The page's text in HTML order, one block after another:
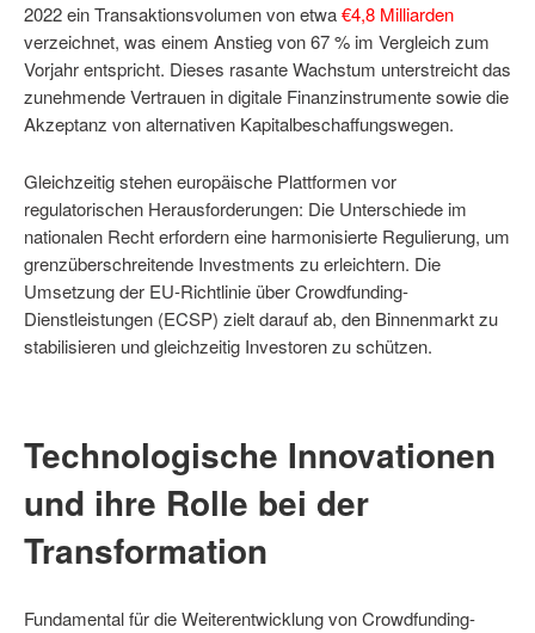
2022 ein Transaktionsvolumen von etwa€4,8 Milliarden
verzeichnet, was einem Anstieg von 67 % im Vergleich zum
Vorjahr entspricht. Dieses rasante Wachstum unterstreicht das
zunehmende Vertrauen in digitale Finanzinstrumente sowie die
Akzeptanz von alternativen Kapitalbeschaffungswegen.
Gleichzeitig stehen europäische Plattformen vor
regulatorischen Herausforderungen: Die Unterschiede im
nationalen Recht erfordern eine harmonisierte Regulierung, um
grenzüberschreitende Investments zu erleichtern. Die
Umsetzung der EU-Richtlinie über Crowdfunding-
Dienstleistungen (ECSP) zielt darauf ab, den Binnenmarkt zu
stabilisieren und gleichzeitig Investoren zu schützen.
Technologische Innovationen
und ihre Rolle bei der
Transformation
Fundamental für die Weiterentwicklung von Crowdfunding-